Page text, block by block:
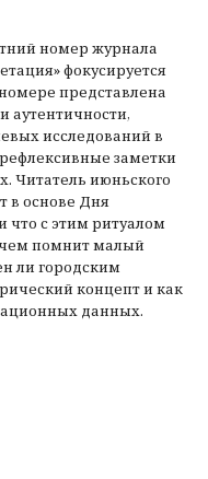
номер журнала
фокусируется
представлена
аутентичности,
исследований в
заметки
Читатель июньского
в основе Дня
что с этим ритуалом
помнит малый
ли городским
концепт и как
данных.